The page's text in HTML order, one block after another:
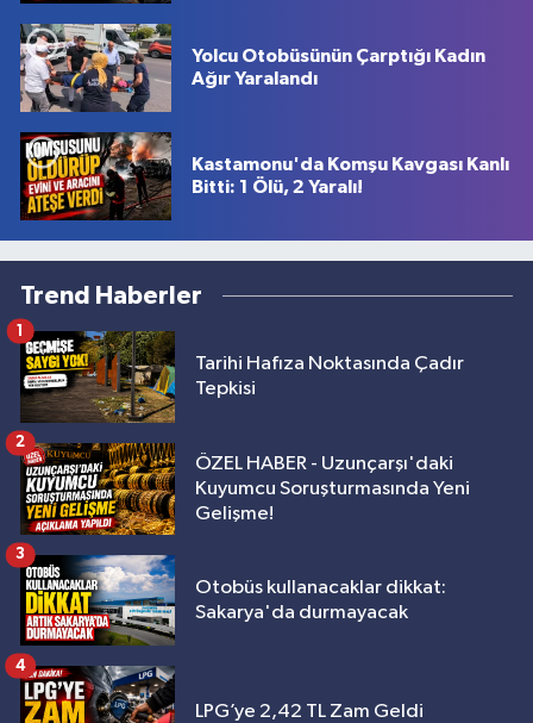
Yolcu Otobüsünün Çarptığı Kadın
Ağır Yaralandı
Kastamonu'da Komşu Kavgası Kanlı
Bitti: 1 Ölü, 2 Yaralı!
Trend Haberler
Tarihi Hafıza Noktasında Çadır
Tepkisi
1
ÖZEL HABER - Uzunçarşı'daki
Kuyumcu Soruşturmasında Yeni
Gelişme!
2
Otobüs kullanacaklar dikkat:
Sakarya'da durmayacak
3
LPG’ye 2,42 TL Zam Geldi
4